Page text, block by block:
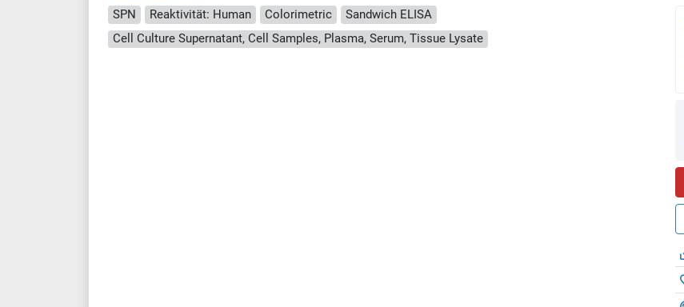
SPN Reaktivität: Human Colorimetric
Sandwich ELISA
Cell Culture Supernatant, Cell Samples, Plasma, Serum, Tissue Lysate